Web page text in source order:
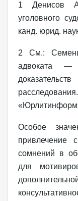
1 Денисов
уголовного
канд. юрид.
2 См.:
адвоката —
Особое
привлечение
сомнений в
для